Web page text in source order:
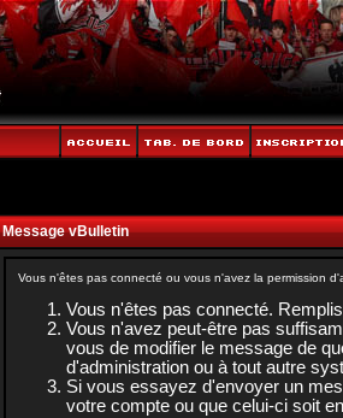
Message vBulletin
Vous n'êtes pas connecté ou vous n'avez la permission
Vous n'êtes pas connecté.
Vous n'avez peut-être pas
vous de modifier le message de
d'administration ou à tout autre
Si vous essayez d'envoyer un
votre compte ou que celui-ci soit